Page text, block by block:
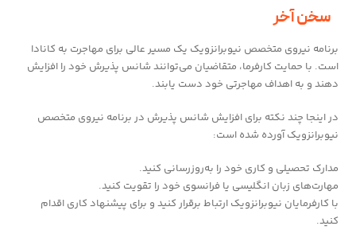
سخن آخر
برنامه نیروی متخصص نیوبرانزویک یک مسیر عالی برای مهاجرت به کانادا
است. با حمایت کارفرما، متقاضیان می‌توانند شانس پذیرش خود را افزایش
دهند و به اهداف مهاجرتی خود دست یابند.
در اینجا چند نکته برای افزایش شانس پذیرش در برنامه نیروی متخصص
نیوبرانزویک آورده شده است:
مدارک تحصیلی و کاری خود را به‌روزرسانی کنید.
مهارت‌های زبان انگلیسی یا فرانسوی خود را تقویت کنید.
با کارفرمایان نیوبرانزویک ارتباط برقرار کنید و برای پیشنهاد کاری اقدام
کنید.